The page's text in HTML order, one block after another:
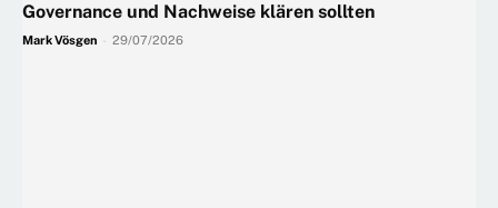
Governance und Nachweise klären sollten
Mark Vösgen 29/07/2026